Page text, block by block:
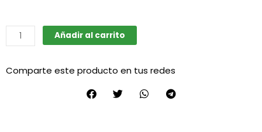
Picador
Grinder
E43
Añadir al carrito
Comparte este producto en tus redes